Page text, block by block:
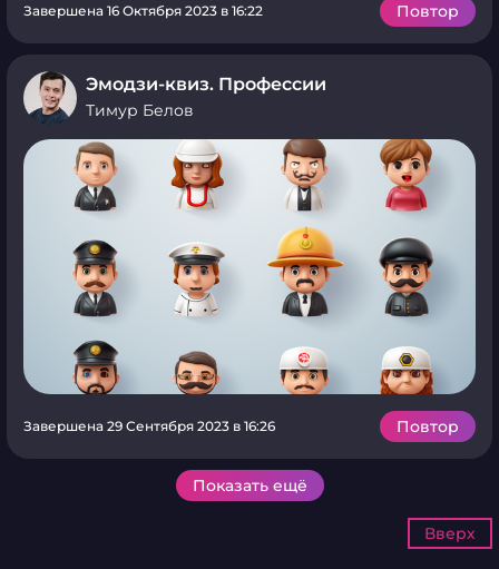
Завершена 16 Октября 2023 в 16:22 Повтор
Эмодзи-квиз. Профессии
Тимур Белов
Завершена 29 Сентября 2023 в 16:26 Повтор
Показать ещё
Вверх